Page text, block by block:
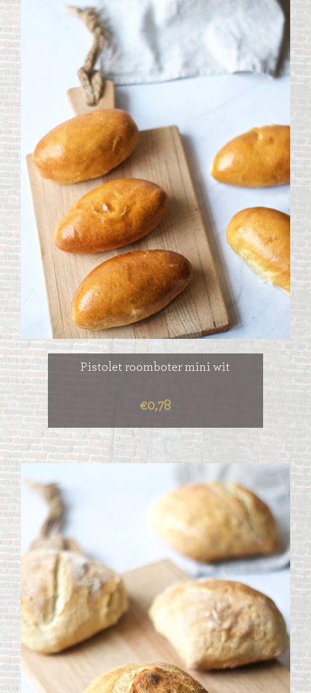
Pistolet roomboter mini wit
€0,78